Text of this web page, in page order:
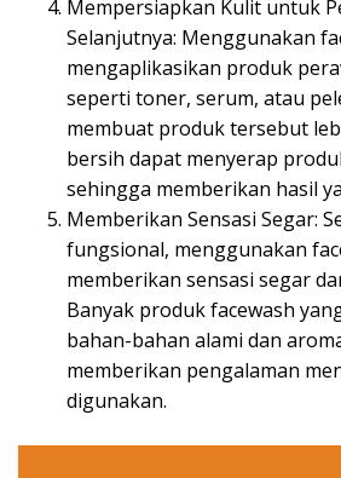
Mempersiapkan Kulit untuk
Selanjutnya: Menggunakan
mengaplikasikan produk
seperti toner, serum, atau
membuat produk tersebut
bersih dapat menyerap
sehingga memberikan hasil
Memberikan Sensasi Segar:
fungsional, menggunakan
memberikan sensasi segar
Banyak produk facewash
bahan-bahan alami dan
memberikan pengalaman
digunakan.